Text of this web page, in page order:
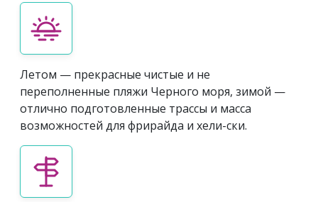
Летом — прекрасные чистые и не
переполненные пляжи Черного моря, зимой —
отлично подготовленные трассы и масса
возможностей для фрирайда и хели-ски.